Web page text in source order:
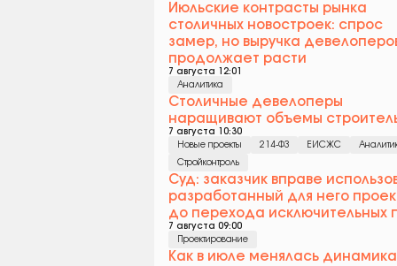
Июльские контрасты рынка
столичных новостроек: спрос
замер, но выручка
продолжает расти
7 августа 12:01
Аналитика
Столичные девелоперы
наращивают объемы
7 августа 10:30
Новые проекты
214-ФЗ ЕИСЖС
Стройконтроль
Суд: заказчик вправе
разработанный для него
до перехода исключительных
7 августа 09:00
Проектирование
Как в июле менялась